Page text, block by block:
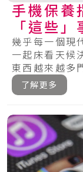
手機保養
「這些
機的壽命
幾乎每一個現
一起床看天候
東西越來越多
時.....
了解更多